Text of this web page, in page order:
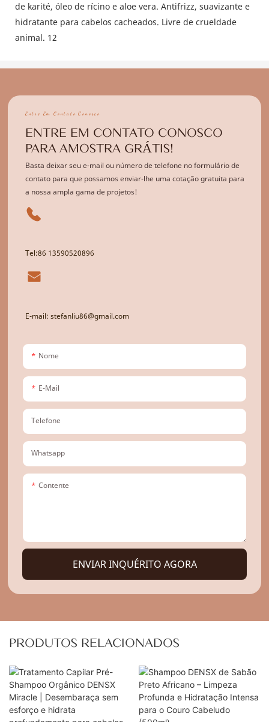
Entre Em Contato Conosco
ENTRE EM CONTATO CONOSCO
PARA AMOSTRA GRÁTIS!
Basta deixar seu e-mail ou número de telefone no formulário de
contato para que possamos enviar-lhe uma cotação gratuita para
a nossa ampla gama de projetos!
Tel:86 13590520896
E-mail: stefanliu86@gmail.com
Nome
E-Mail
Telefone
Whatsapp
Contente
ENVIAR INQUÉRITO AGORA
PRODUTOS RELACIONADOS